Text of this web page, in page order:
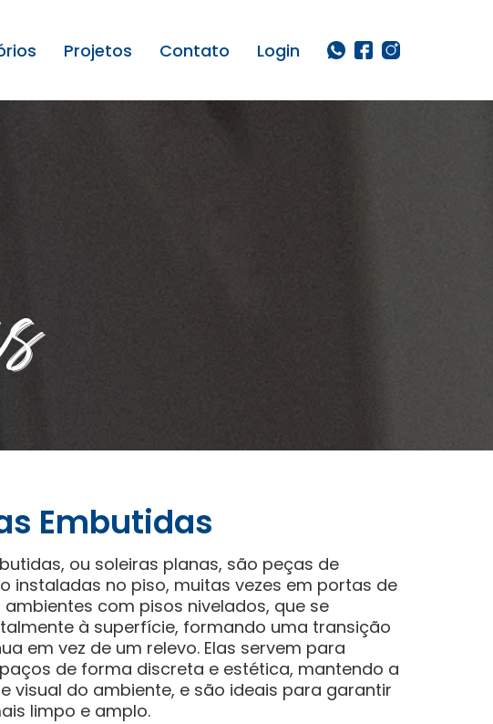
Projetos
Projetos Verticais
Contato Login
Embutidas
ou soleiras planas, são peças de
instaladas no piso, muitas vezes em portas de
com pisos nivelados, que se
à superfície, formando uma transição
em vez de um relevo. Elas servem para
de forma discreta e estética, mantendo a
visual do ambiente, e são ideais para garantir
limpo e amplo.